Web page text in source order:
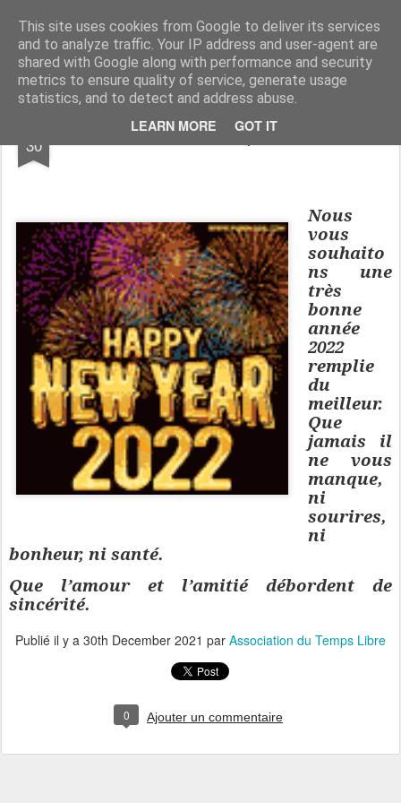
This site uses cookies from Google to deliver its services
and to analyze traffic. Your IP address and user-agent are
shared with Google along with performance and security
metrics to ensure quality of service, generate usage
statistics, and to detect and address abuse.
LEARN MORE GOT IT
Association du Temps Libre de Siros Association sportive et socio-culturelle
Pages
30 Meilleurs voeux pour 2022
Nous
vous
souhaito
ns une
très
bonne
année
2022
remplie
du
meilleur.
Que
jamais il
ne vous
manque,
ni
sourires,
ni
bonheur, ni santé.
Que l’amour et l’amitié débordent de
sincérité.
Publié il y a 30th December 2021 par Association du Temps Libre
0 Ajouter un commentaire